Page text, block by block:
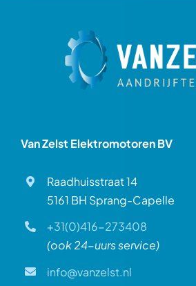
Van Zelst Elektromotoren BV
Raadhuisstraat 14
5161 BH Sprang-Capelle
+31(0)416-273408
(ook 24-uurs service)
info@vanzelst.nl